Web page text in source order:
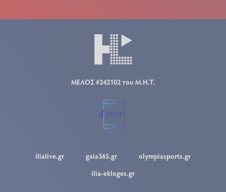
ΜΕΛΟΣ #242102 του Μ.Η.Τ.
ilialive.gr gaia365.gr
olympiasports.gr
ilia-ekloges.gr